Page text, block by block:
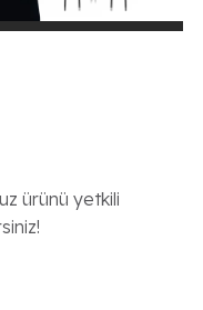
ürünü yetkili